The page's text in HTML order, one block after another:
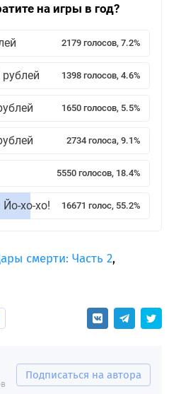
на игры в год?
2179 голосов, 7.2%
1398 голосов, 4.6%
1650 голосов, 5.5%
2734 голоса, 9.1%
5550 голосов, 18.4%
хо-хо! 16671 голос, 55.2%
смерти: Часть 2,
Подписаться на автора